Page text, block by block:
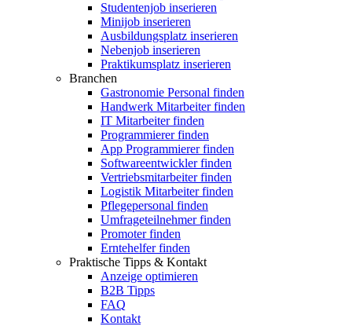
Studentenjob inserieren
Minijob inserieren
Ausbildungsplatz inserieren
Nebenjob inserieren
Praktikumsplatz inserieren
Branchen
Gastronomie Personal finden
Handwerk Mitarbeiter finden
IT Mitarbeiter finden
Programmierer finden
App Programmierer finden
Softwareentwickler finden
Vertriebsmitarbeiter finden
Logistik Mitarbeiter finden
Pflegepersonal finden
Umfrageteilnehmer finden
Promoter finden
Erntehelfer finden
Praktische Tipps & Kontakt
Anzeige optimieren
B2B Tipps
FAQ
Kontakt